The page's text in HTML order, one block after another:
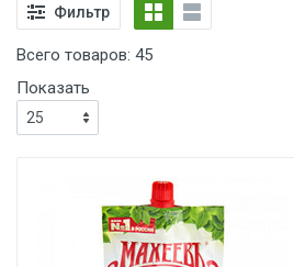
Фильтр
Всего товаров: 45
Показать